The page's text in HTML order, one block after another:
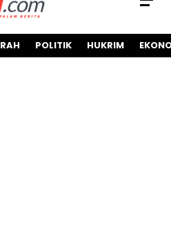
POLITIK HUKRIM